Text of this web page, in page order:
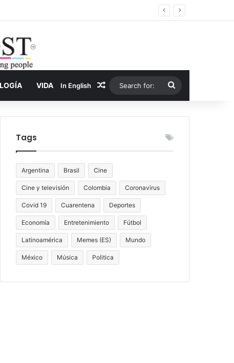
y la nueva economía de la droga
VIDA In English Random Article
for:
Tags
Argentina Brasil Cine
Cine y televisión Colombia Coronavirus
Covid 19 Cuarentena Deportes
Economía Entretenimiento Fútbol
Latinoamérica Memes (ES) Mundo
México Música Politica